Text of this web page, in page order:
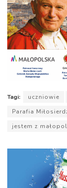
Tagi: uczniowie
Parafia
jestem z